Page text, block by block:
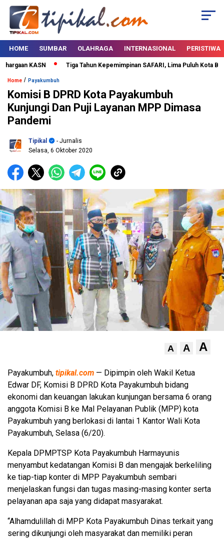
HOME SUMBAR OLAHRAGA INTERNASIONAL PERISTIWA
KASN Tiga Tahun Kepemimpinan SAFARI, Lima Puluh Kota
Home / Payakumbuh
Komisi B DPRD Kota Payakumbuh
Kunjungi Dan Puji Layanan MPP Dimasa
Pandemi
Tipikal
- Jurnalis
Selasa, 6 Oktober 2020
A A A
Payakumbuh, tipikal.com — Dipimpin oleh Wakil Ketua
Edwar DF, Komisi B DPRD Kota Payakumbuh bidang
ekonomi dan keuangan lakukan kunjungan bersama 6 orang
anggota Komisi B ke Mal Pelayanan Publik (MPP) kota
Payakumbuh yang berlokasi di lantai 1 Kantor Wali Kota
Payakumbuh, Selasa (6/20).
Kepala DPMPTSP Kota Payakumbuh Harmayunis
menyambut kedatangan Komisi B dan mengajak berkeliling
ke tiap-tiap konter di MPP Payakumbuh sembari
menjelaskan fungsi dan tugas masing-masing konter serta
pelayanan apa saja yang didapat masyarakat.
“Alhamdulillah di MPP Kota Payakumbuh Dinas terkait yang
sering dikunjungi oleh masyarakat dan memiliki peran